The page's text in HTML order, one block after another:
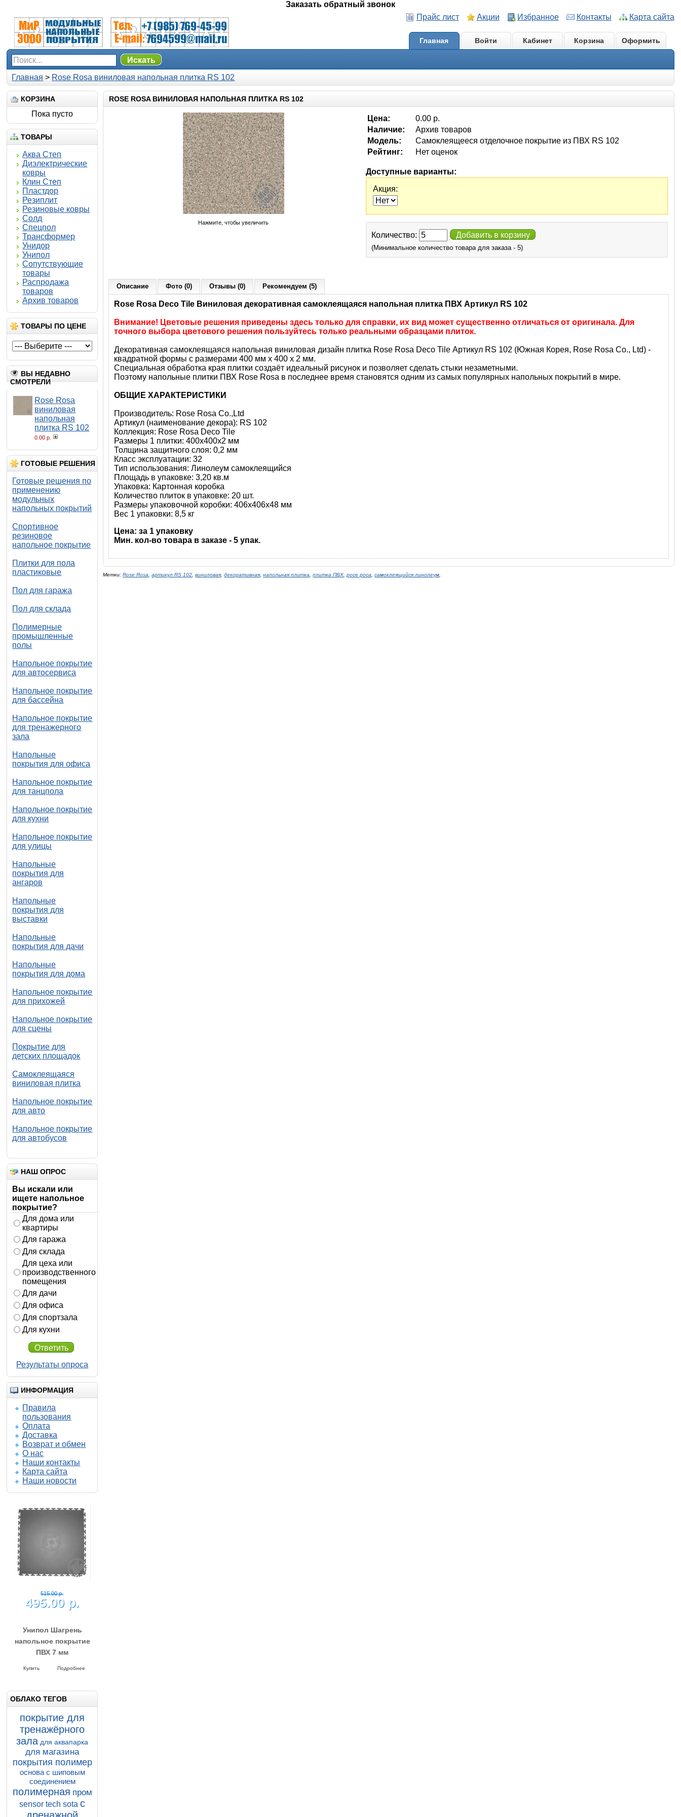
Заказать обратный звонок
Прайс лист
Акции Избранное Контакты Карта сайта
Главная Войти Кабинет Корзина Оформить
Искать
Главная > Rose Rosa виниловая напольная плитка RS 102
КОРЗИНА
Пока пусто
ТОВАРЫ
Аква Степ
Диэлектрические
ковры
Клин Степ
Пластдор
Резиплит
Резиновые ковры
Солд
Спецпол
Трансформер
Унидор
Унипол
Сопутствующие
товары
Распродажа
товаров
Архив товаров
ТОВАРЫ ПО ЦЕНЕ
ВЫ НЕДАВНО
СМОТРЕЛИ
Rose Rosa
виниловая
напольная
плитка RS 102
0.00 р.
ГОТОВЫЕ РЕШЕНИЯ
Готовые решения по
применению
модульных
напольных покрытий
Спортивное
резиновое
напольное покрытие
Плитки для пола
пластиковые
Пол для гаража
Пол для склада
Полимерные
промышленные
полы
Напольное покрытие
для автосервиса
Напольное покрытие
для бассейна
Напольное покрытие
для тренажерного
зала
Напольные
покрытия для офиса
Напольное покрытие
для танцпола
Напольное покрытие
для кухни
Напольное покрытие
для улицы
Напольные
покрытия для
ангаров
Напольные
покрытия для
выставки
Напольные
покрытия для дачи
Напольные
покрытия для дома
Напольное покрытие
для прихожей
Напольное покрытие
для сцены
Покрытие для
детских площадок
Самоклеящаяся
виниловая плитка
Напольное покрытие
для авто
Напольное покрытие
для автобусов
НАШ ОПРОС
Вы искали или
ищете напольное
покрытие?
Для дома или
квартиры
Для гаража
Для склада
Для цеха или
производственного
помещения
Для дачи
Для офиса
Для спортзала
Для кухни
Ответить
Результаты опроса
ИНФОРМАЦИЯ
Правила
пользования
Оплата
Доставка
Возврат и обмен
О нас
Наши контакты
Карта сайта
Наши новости
495.00 р.
Унипол Шагрень
напольное покрытие
ПВХ 7 мм
Напольное покрытие Унипол
500*500*7 мм Шагрень
Купить Подробнее
450.00 р.
435.00 р.
Солд Пром 500-500-5
напольное покрытие из
плиток ПВХ
Напольные покрытия SOLD PROM
Подробнее
ОБЛАКО ТЕГОВ
покрытие для
тренажёрного
зала для аквапарка
для магазина
покрытия полимер
основа с шиповым
соединением
полимерная пром
sensor tech sota с
ROSE ROSA ВИНИЛОВАЯ НАПОЛЬНАЯ ПЛИТКА RS 102
Нажмите, чтобы увеличить
Цена:
0.00 р.
Наличие:
Архив товаров
Модель:
Самоклеящееся отделочное покрытие из ПВХ RS 102
Рейтинг:
Нет оценок
Доступные варианты:
Акция:
Количество: Добавить в корзину
(Минимальное количество товара для заказа - 5)
Описание Фото (0) Отзывы (0) Рекомендуем (5)
Rose Rosa Deco Tile Виниловая декоративная самоклеящаяся напольная плитка ПВХ Артикул RS 102
Внимание! Цветовые решения приведены здесь только для справки, их вид может существенно отличаться от оригинала. Для
точного выбора цветового решения пользуйтесь только реальными образцами плиток.
Декоративная самоклеящаяся напольная виниловая дизайн плитка Rose Rosa Deco Tile Артикул RS 102 (Южная Корея, Rose Rosa Co., Ltd) -
квадратной формы с размерами 400 мм х 400 х 2 мм.
Специальная обработка края плитки создаёт идеальный рисунок и позволяет сделать стыки незаметными.
Поэтому напольные плитки ПВХ Rose Rosa в последнее время становятся одним из самых популярных напольных покрытий в мире.
ОБЩИЕ ХАРАКТЕРИСТИКИ
Производитель: Rose Rosa Co.,Ltd
Артикул (наименование декора): RS 102
Коллекция: Rose Rosa Deco Tile
Размеры 1 плитки: 400x400х2 мм
Толщина защитного слоя: 0,2 мм
Класс эксплуатации: 32
Тип использования: Линолеум самоклеящийся
Площадь в упаковке: 3,20 кв.м
Упаковка: Картонная коробка
Количество плиток в упаковке: 20 шт.
Размеры упаковочной коробки: 406х406х48 мм
Вес 1 упаковки: 8,5 кг
Цена: за 1 упаковку
Мин. кол-во товара в заказе - 5 упак.
Метки:Rose Rosa ,артикул RS 102 ,виниловая ,декоративная ,напольная плитка ,плитка ПВХ ,росе роса ,самоклеящийся линолеум